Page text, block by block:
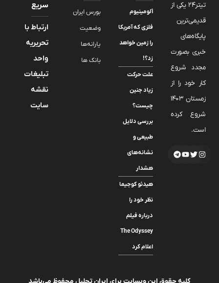
تیتر24 یکی از
قدیمی‌ترین
پایگاه‌های
خبری بصورت
مجدد شروع
کار خود را از
زمستان 1403
شروع کرده
است.
آلومینیوم
فلزی که آمریکا
را زمین خواهد
زد؟!
علت حرکت
زیاد جنین
چیست؟
بررسی دلایل
طبیعی و
نشانه‌های
هشدار
هیدئو کوجیما
نظر خود را
درباره فیلم
The Odyssey
اعلام کرد
بورس ایران
وضعیت
یارانه‌ها
بانک ها
سریع
ارتباط با
تحریریه
واحد
تبلیغات
نقشه
سایت